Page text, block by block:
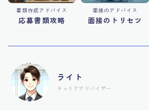
書類作成アドバイス
応募書類攻略
面接のアドバイス
面接のトリセツ
ライト
キャリアアドバイザー